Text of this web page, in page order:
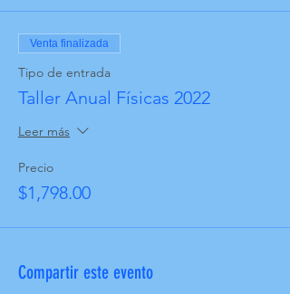
Venta finalizada
Tipo de entrada
Taller Anual Físicas 2022
Leer más
Precio
$1,798.00
Compartir este evento